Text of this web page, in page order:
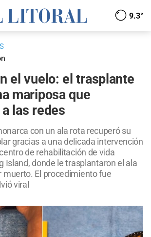
9.3°
el vuelo: el trasplante
mariposa que
las redes
con un ala rota recuperó su
gracias a una delicada intervención
de rehabilitación de vida
Island, donde le trasplantaron el ala
muerto. El procedimiento fue
viral